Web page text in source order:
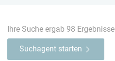
2 3 4
Ihre Suche ergab 98 Ergebnisse
Suchagent starten